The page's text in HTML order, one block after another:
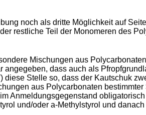
noch als dritte Möglichkeit auf
restliche Teil der Monomeren des
Mischungen aus
angegeben, dass auch als
diese Stelle so, dass der Kautschuk
aus Polycarbonaten
Anmeldungsgegenstand
und/oder a-Methylstyrol und